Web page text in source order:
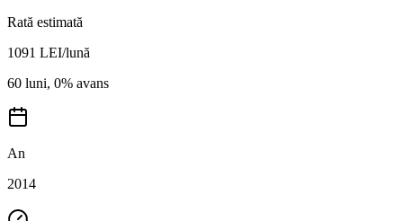
Rată estimată
1091 LEI/lună
60 luni, 0% avans
An
2014